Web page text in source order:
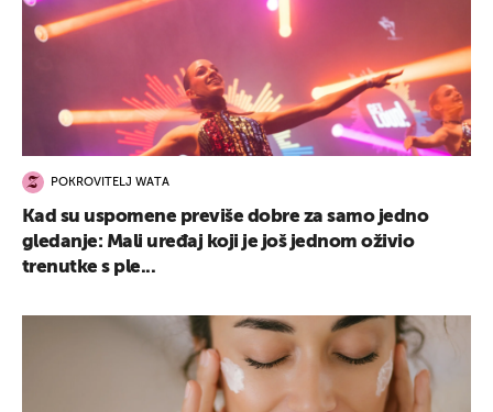
POKROVITELJ WATA
Kad su uspomene previše dobre za samo jedno
gledanje: Mali uređaj koji je još jednom oživio
trenutke s ple...